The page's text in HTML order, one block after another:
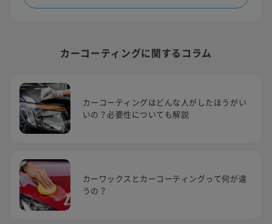
カーコーティングに関するコラム
カーコーティングはどんな人がしたほうがい
いの？必要性についても解説
カーワックスとカーコーティングって何が違
うの？